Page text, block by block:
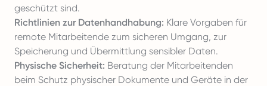
geschützt sind.
Richtlinien zur Datenhandhabung: Klare Vorgaben für
remote Mitarbeitende zum sicheren Umgang, zur
Speicherung und Übermittlung sensibler Daten.
Physische Sicherheit: Beratung der Mitarbeitenden
beim Schutz physischer Dokumente und Geräte in der